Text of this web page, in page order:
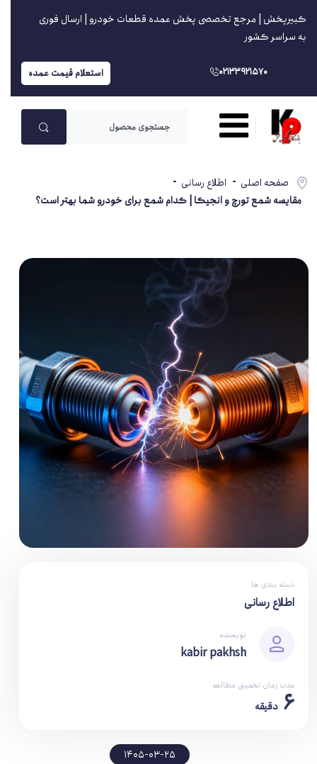
کبیرپخش | مرجع تخصصی پخش عمده قطعات خودرو | ارسال فوری
به سراسر کشور
02133921570 استعلام قیمت عمده
صفحه اصلی
اطلاع رسانی
مقایسه شمع تورچ و انجیکا | کدام شمع برای خودرو شما بهتر است؟
دسته بندی ها
اطلاع رسانی
نویسنده
kabir pakhsh
مدت زمان تخمینی مطالعه
6 دقیقه
1405-03-25